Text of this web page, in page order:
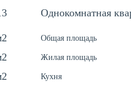
Однокомнатная
Общая площадь
Жилая площадь
Кухня